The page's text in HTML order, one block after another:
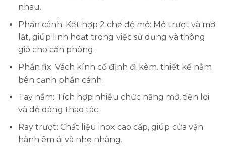
nhau.
Phần cánh: Kết hợp 2 chế độ mở: Mở trượt và mở
lật, giúp linh hoạt trong việc sử dụng và thông
gió cho căn phòng.
Phần fix: Vách kính cố định đi kèm. thiết kế nằm
bên cạnh phần cánh
Tay nắm: Tích hợp nhiều chức năng mở, tiện lợi
và dễ dàng thao tác.
Ray trượt: Chất liệu inox cao cấp, giúp cửa vận
hành êm ái và nhẹ nhàng.